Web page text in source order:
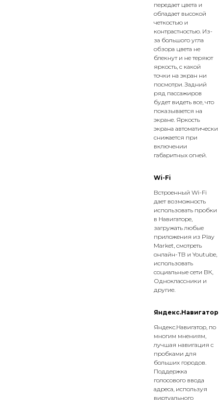
передает цвета и
обладает высокой
четкостью и
контрастностью. Из-
за большого угла
обзора цвета не
блекнут и не теряют
яркость, с какой
точки на экран ни
посмотри. Задний
ряд пассажиров
будет видеть все, что
показывается на
экране. Яркость
экрана автоматически
снижается при
включении
габаритных огней.
Wi-Fi
Встроенный Wi-Fi
дает возможность
использовать пробки
в Навигаторе,
загружать любые
приложения из Play
Market, смотреть
онлайн-ТВ и Youtube,
использовать
социальные сети ВК,
Одноклассники и
другие.
Яндекс.Навигатор
Яндекс.Навигатор, по
многим мнениям,
лучшая навигация с
пробками для
больших городов.
Поддержка
голосового ввода
адреса, используя
виртуального